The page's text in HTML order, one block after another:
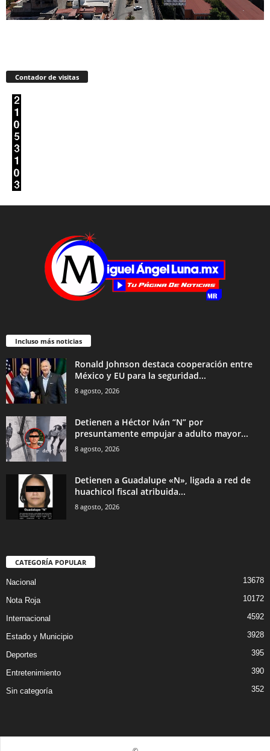
Contador de visitas
Incluso más noticias
Ronald Johnson destaca cooperación entre
México y EU para la seguridad...
8 agosto, 2026
Detienen a Héctor Iván “N” por
presuntamente empujar a adulto mayor...
8 agosto, 2026
Detienen a Guadalupe «N», ligada a red de
huachicol fiscal atribuida...
8 agosto, 2026
CATEGORÍA POPULAR
Nacional 13678
Nota Roja 10172
Internacional 4592
Estado y Municipio 3928
Deportes 395
Entretenimiento 390
Sin categoría 352